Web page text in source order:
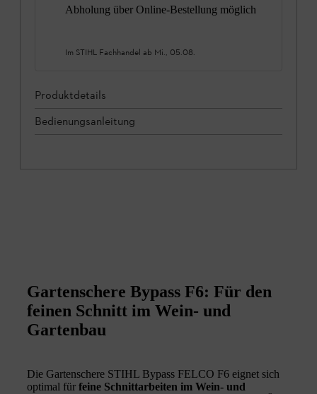
Abholung über Online-Bestellung möglich
Im STIHL Fachhandel ab Mi., 05.08.
Produktdetails
Bedienungsanleitung
Gartenschere Bypass F6: Für den
feinen Schnitt im Wein- und
Gartenbau
Die Gartenschere STIHL Bypass FELCO F6 eignet sich
optimal für feine Schnittarbeiten im Wein- und